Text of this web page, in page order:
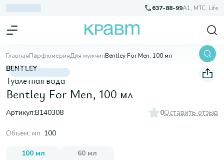
637-88-99A1, МТС, Life
ГлавнаяПарфюмерияДля мужчинBentley For Men, 100 мл
BENTLEY
Туалетная вода
Bentley For Men, 100 мл
Артикул:B140308 0Оставить отзыв
Объем, мл: 100
100 мл 60 мл